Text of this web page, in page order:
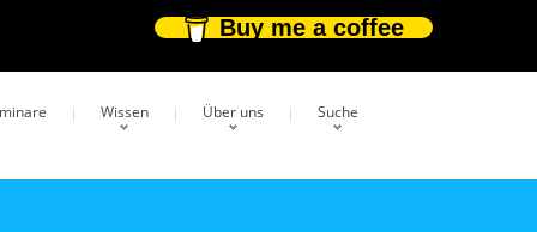
Buy me a coffee
Wissen Über uns Suche